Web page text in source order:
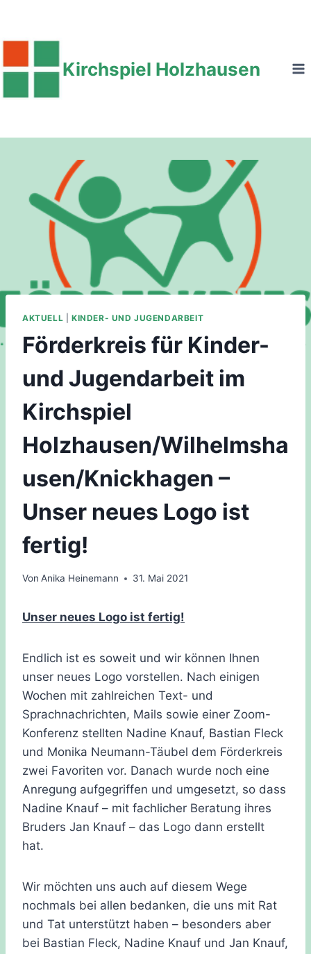
springen
Kirchspiel Holzhausen
AKTUELL KINDER- UND JUGENDARBEIT
Förderkreis für Kinder-
und Jugendarbeit im
Kirchspiel
Holzhausen/Wilhelmsha
usen/Knickhagen –
Unser neues Logo ist
fertig!
Von Anika Heinemann 31. Mai 2021
Unser neues Logo ist fertig!
Endlich ist es soweit und wir können Ihnen
unser neues Logo vorstellen. Nach einigen
Wochen mit zahlreichen Text- und
Sprachnachrichten, Mails sowie einer Zoom-
Konferenz stellten Nadine Knauf, Bastian Fleck
und Monika Neumann-Täubel dem Förderkreis
zwei Favoriten vor. Danach wurde noch eine
Anregung aufgegriffen und umgesetzt, so dass
Nadine Knauf – mit fachlicher Beratung ihres
Bruders Jan Knauf – das Logo dann erstellt
hat.
Wir möchten uns auch auf diesem Wege
nochmals bei allen bedanken, die uns mit Rat
und Tat unterstützt haben – besonders aber
bei Bastian Fleck, Nadine Knauf und Jan Knauf,